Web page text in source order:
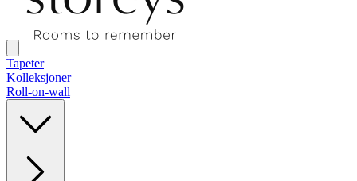
Tapeter
Kolleksjoner
Roll-on-wall